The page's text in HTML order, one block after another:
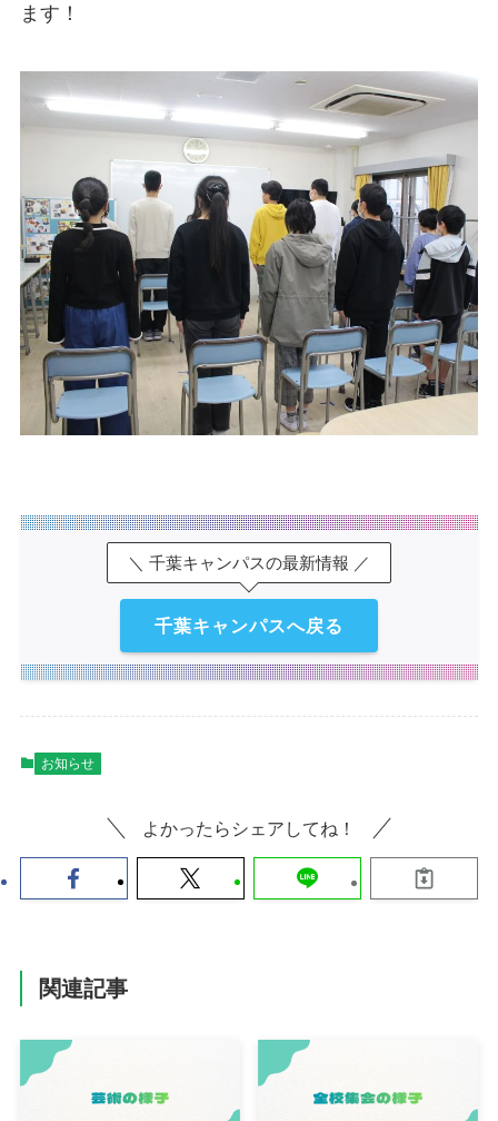
ます！
＼ 千葉キャンパスの最新情報 ／
千葉キャンパスへ戻る
お知らせ
よかったらシェアしてね！
関連記事